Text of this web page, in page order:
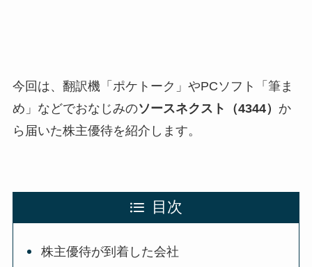
今回は、翻訳機「ポケトーク」やPCソフト「筆ま
め」などでおなじみのソースネクスト（4344） か
ら届いた株主優待を紹介します。
目次
株主優待が到着した会社